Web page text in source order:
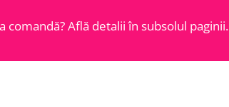
Află detalii în subsolul paginii.